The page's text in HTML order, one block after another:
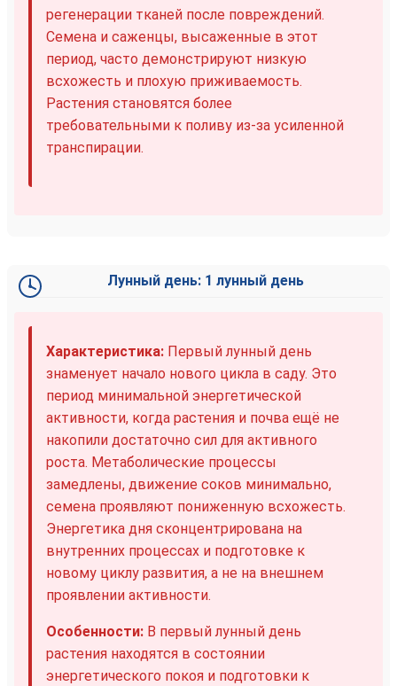
регенерации тканей после повреждений.
Семена и саженцы, высаженные в этот
период, часто демонстрируют низкую
всхожесть и плохую приживаемость.
Растения становятся более
требовательными к поливу из-за усиленной
транспирации.
Лунный день: 1 лунный день
Характеристика: Первый лунный день
знаменует начало нового цикла в саду. Это
период минимальной энергетической
активности, когда растения и почва ещё не
накопили достаточно сил для активного
роста. Метаболические процессы
замедлены, движение соков минимально,
семена проявляют пониженную всхожесть.
Энергетика дня сконцентрирована на
внутренних процессах и подготовке к
новому циклу развития, а не на внешнем
проявлении активности.
Особенности: В первый лунный день
растения находятся в состоянии
энергетического покоя и подготовки к